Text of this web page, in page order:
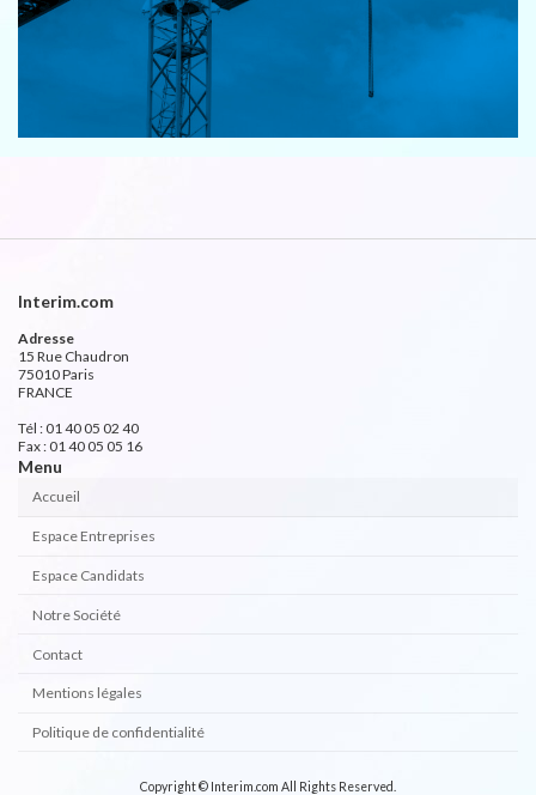
Interim.com
Adresse
15 Rue Chaudron
75010 Paris
FRANCE
Tél : 01 40 05 02 40
Fax : 01 40 05 05 16
Menu
Accueil
Espace Entreprises
Espace Candidats
Notre Société
Contact
Mentions légales
Politique de confidentialité
Copyright © Interim.com All Rights Reserved.